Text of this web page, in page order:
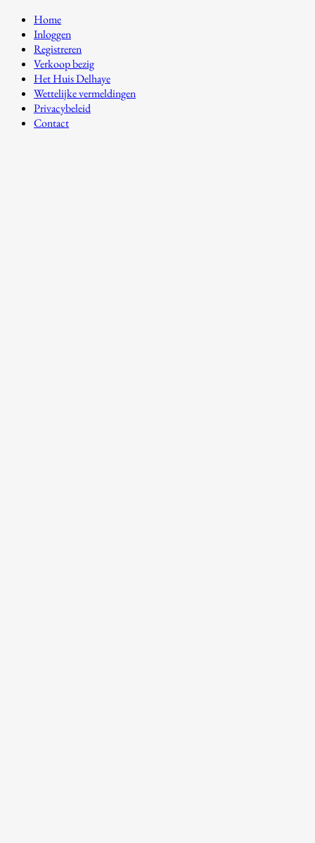
Home
Inloggen
Registreren
Verkoop bezig
Het Huis Delhaye
Wettelijke vermeldingen
Privacybeleid
Contact